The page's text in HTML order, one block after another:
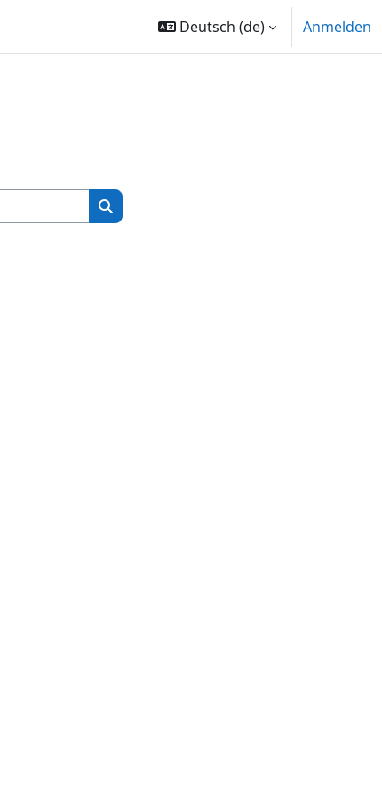
Deutsch ‎(de)‎ Anmelden
Kurse suchen
Kurse suchen